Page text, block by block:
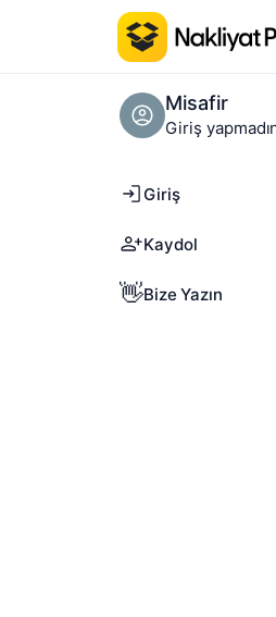
Misafir
Giriş
Giriş
Kaydol
👋Bize Yazın